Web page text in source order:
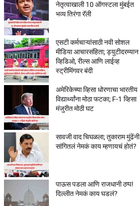
नेतृत्वाखाली 10 ऑगस्टला मुंबईत
भव्य तिरंगा रॅली
एसटी कर्मचाऱ्यांसाठी नवी सोशल
मीडिया आचारसंहिता; ड्युटीदरम्यान
व्हिडिओ, रील्स आणि लाईव्ह
स्ट्रीमिंगवर बंदी
अमेरिकेच्या व्हिसा धोरणाचा भारतीय
विद्यार्थ्यांना मोठा फटका; F-1 व्हिसा
मंजुरीत मोठी घट
सावजी वाद चिघळला; तुकाराम मुंढेंनी
सांगितलं नेमकं काय म्हणायचं होतं?
पाऊस पडला आणि राजधानी ठप्प!
दिल्लीत नेमकं काय घडलं?